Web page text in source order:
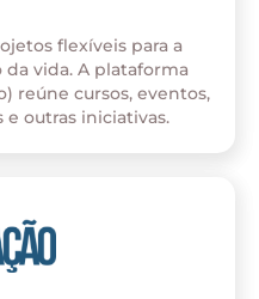
flexíveis para a
vida. A plataforma
reúne cursos, eventos,
e outras iniciativas.